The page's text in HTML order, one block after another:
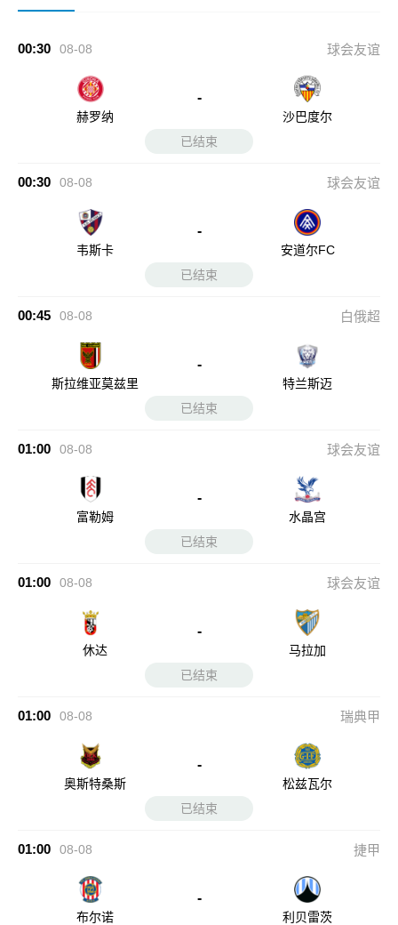
00:30 08-08 球会友谊
赫罗纳
-
沙巴度尔
已结束
00:30 08-08 球会友谊
韦斯卡
-
安道尔FC
已结束
00:45 08-08 白俄超
斯拉维亚莫兹里
-
特兰斯迈
已结束
01:00 08-08 球会友谊
富勒姆
-
水晶宫
已结束
01:00 08-08 球会友谊
休达
-
马拉加
已结束
01:00 08-08 瑞典甲
奥斯特桑斯
-
松兹瓦尔
已结束
01:00 08-08 捷甲
布尔诺
-
利贝雷茨